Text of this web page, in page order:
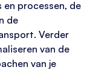
en processen, de
de
Verder
van de
van je